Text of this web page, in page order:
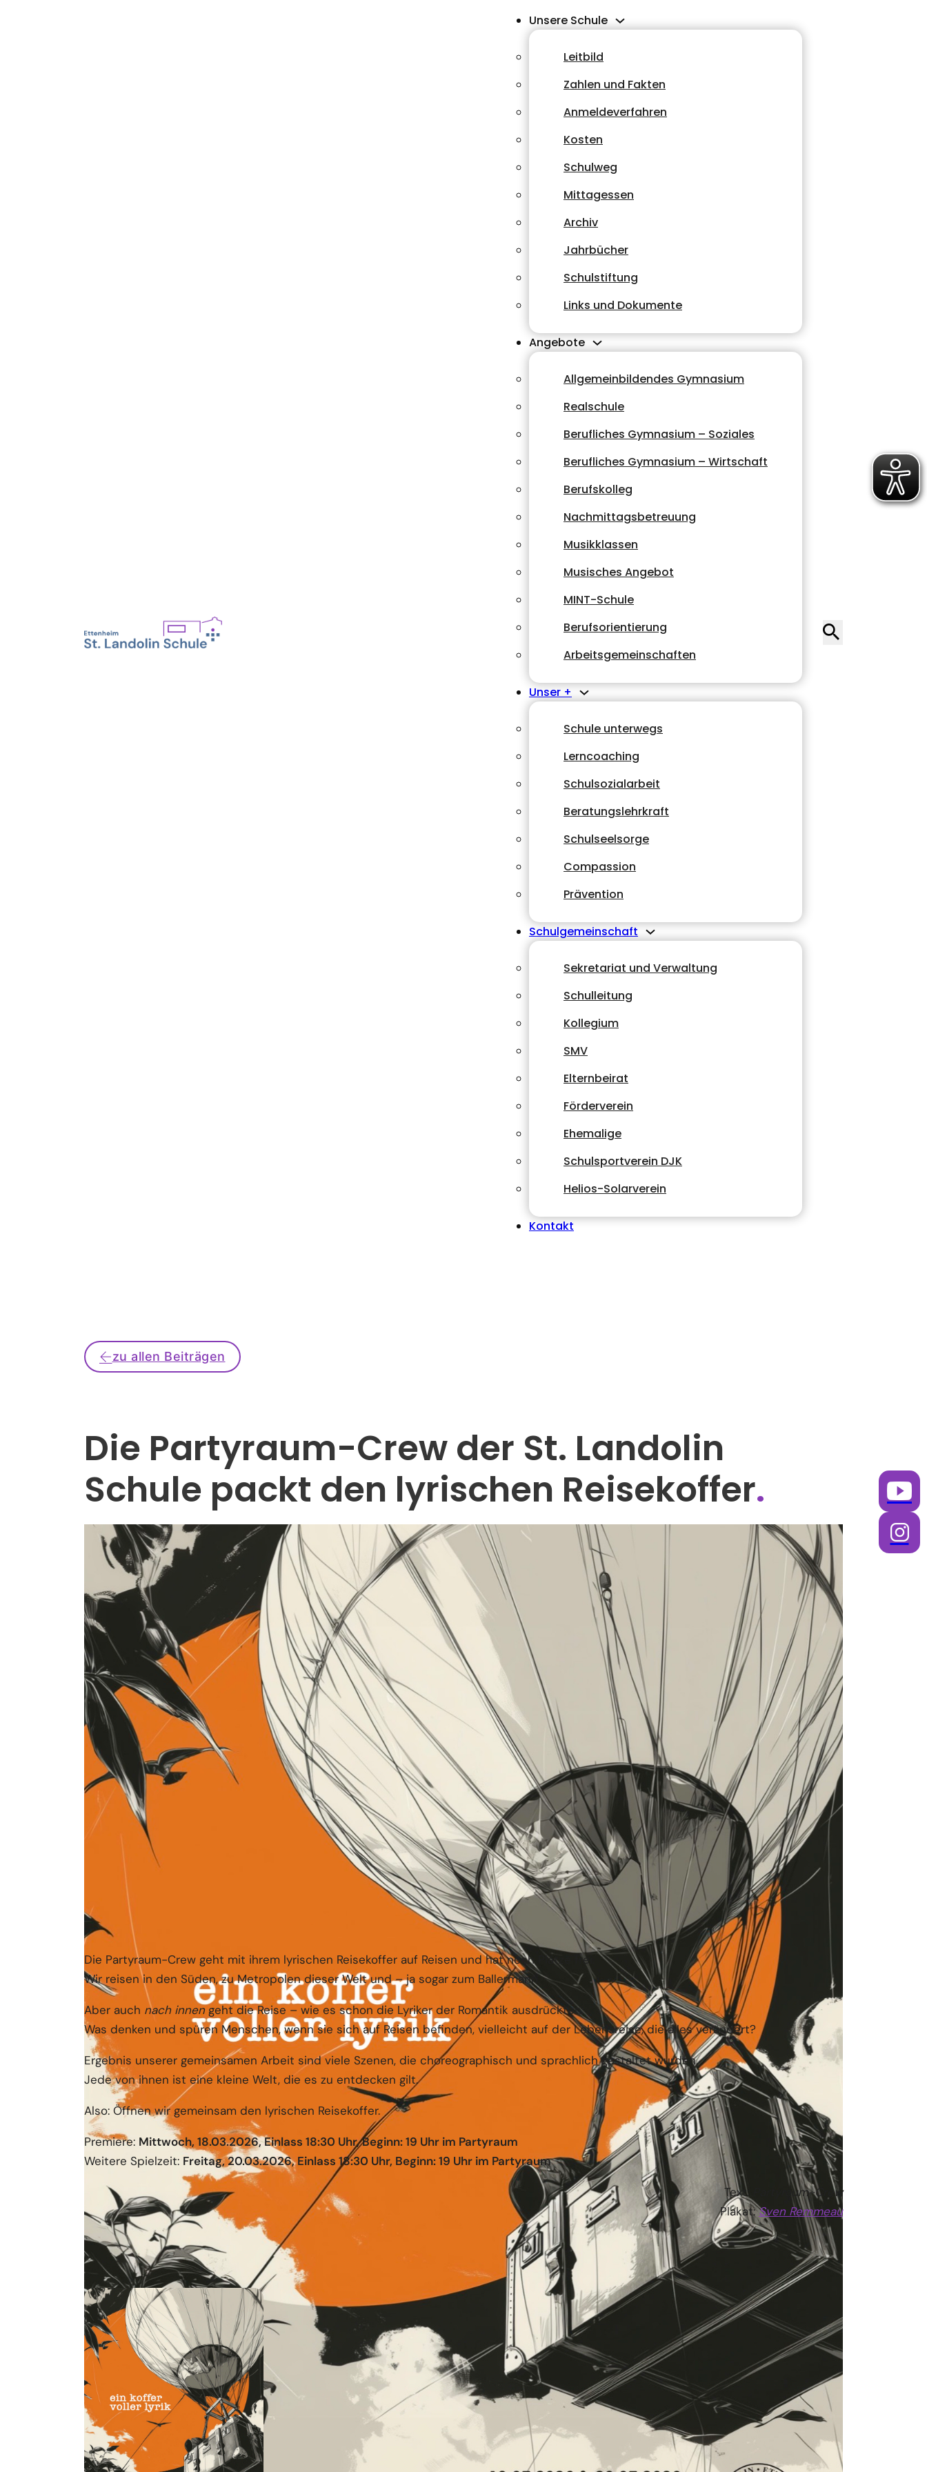
Unsere Schule
Leitbild
Zahlen und Fakten
Anmeldeverfahren
Kosten
Schulweg
Mittagessen
Archiv
Jahrbücher
Schulstiftung
Links und Dokumente
Angebote
Allgemeinbildendes Gymnasium
Realschule
Berufliches Gymnasium – Soziales
Berufliches Gymnasium – Wirtschaft
Berufskolleg
Nachmittagsbetreuung
Musikklassen
Musisches Angebot
MINT-Schule
Berufsorientierung
Arbeitsgemeinschaften
Unser +
Schule unterwegs
Lerncoaching
Schulsozialarbeit
Beratungslehrkraft
Schulseelsorge
Compassion
Prävention
Schulgemeinschaft
Sekretariat und Verwaltung
Schulleitung
Kollegium
SMV
Elternbeirat
Förderverein
Ehemalige
Schulsportverein DJK
Helios-Solarverein
Kontakt
zu allen Beiträgen
Die Partyraum-Crew der St. Landolin
Schule packt den lyrischen Reisekoffer.
Die Partyraum-Crew geht mit ihrem lyrischen Reisekoffer auf Reisen und hat noch Plätze frei.
Wir reisen in den Süden, zu Metropolen dieser Welt und – ja sogar zum Ballermann.
Aber auch nach innengeht die Reise – wie es schon die Lyriker der Romantik ausdrückten:
Was denken und spüren Menschen, wenn sie sich auf Reisen befinden, vielleicht auf der Lebensreise, die alles verändert?
Ergebnis unserer gemeinsamen Arbeit sind viele Szenen, die choreographisch und sprachlich gestaltet wurden.
Jede von ihnen ist eine kleine Welt, die es zu entdecken gilt.
Also: Öffnen wir gemeinsam den lyrischen Reisekoffer.
Premiere: Mittwoch, 18.03.2026, Einlass 18:30 Uhr, Beginn: 19 Uhr im Partyraum
Weitere Spielzeit: Freitag, 20.03.2026, Einlass 18:30 Uhr, Beginn: 19 Uhr im Partyraum
Text:
Partyraum-Crew
Plakat:Sven Remmeau